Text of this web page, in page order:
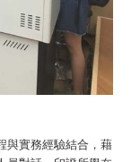
與實務經驗結合，藉